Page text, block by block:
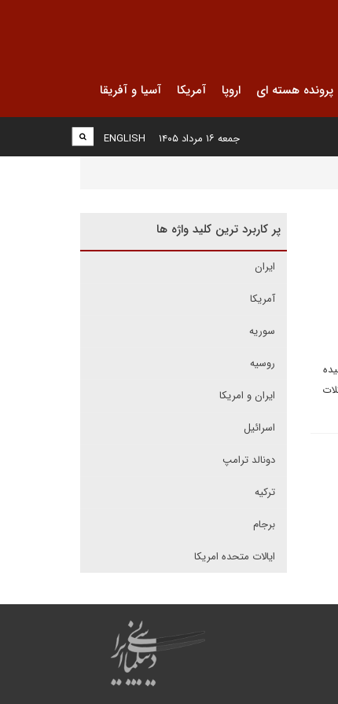
پرونده هسته ای اروپا آمریکا آسیا و آفریقا
ENGLISH جمعه ۱۶ مرداد ۱۴۰۵
پر کاربرد ترین کلید واژه ها
ایران
آمریکا
سوریه
روسیه
ایران و امریکا
اسرائیل
دونالد ترامپ
ترکیه
برجام
ایالات متحده امریکا